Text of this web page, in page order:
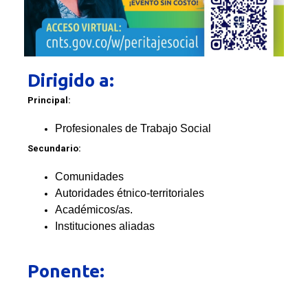
Dirigido a:
Principal:
Profesionales de Trabajo Social
Secundario:
Comunidades
Autoridades étnico-territoriales
Académicos/as.
Instituciones aliadas
Ponente: